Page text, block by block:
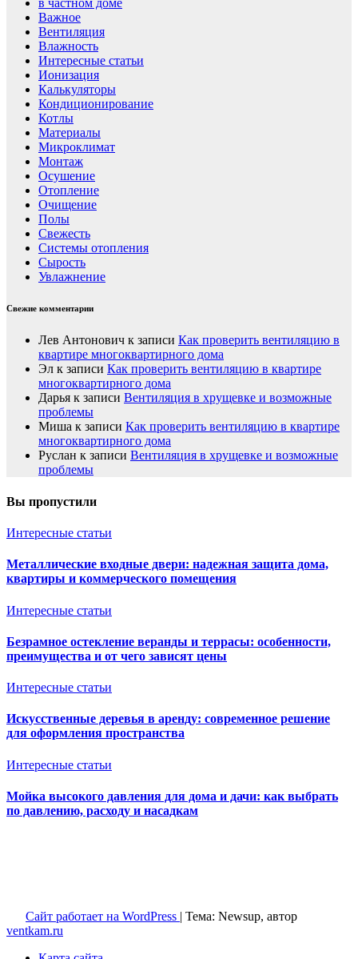
Важное
Вентиляция
Влажность
Интересные статьи
Ионизация
Калькуляторы
Кондиционирование
Котлы
Материалы
Микроклимат
Монтаж
Осушение
Отопление
Очищение
Полы
Свежесть
Системы отопления
Сырость
Увлажнение
Свежие комментарии
Лев Антонович к записи Как проверить вентиляцию в
квартире многоквартирного дома
Эл к записи Как проверить вентиляцию в квартире
многоквартирного дома
Дарья к записи Вентиляция в хрущевке и возможные
проблемы
Миша к записи Как проверить вентиляцию в квартире
многоквартирного дома
Руслан к записи Вентиляция в хрущевке и возможные
проблемы
Вы пропустили
Интересные статьи
Металлические входные двери: надежная защита дома,
квартиры и коммерческого помещения
Интересные статьи
Безрамное остекление веранды и террасы: особенности,
преимущества и от чего зависят цены
Интересные статьи
Искусственные деревья в аренду: современное решение
для оформления пространства
Интересные статьи
Мойка высокого давления для дома и дачи: как выбрать
по давлению, расходу и насадкам
Сайт работает на WordPress | Тема: Newsup, автор
ventkam.ru